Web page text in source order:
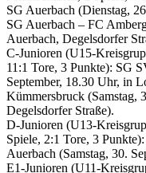
SG Auerbach (Dienstag,
SG Auerbach – FC
Auerbach, Degelsdorfer
C-Junioren (U15-
11:1 Tore, 3 Punkte): SG
September, 18.30 Uhr, in
Kümmersbruck (Samstag,
Degelsdorfer Straße).
D-Junioren (U13-
Spiele, 2:1 Tore, 3
Auerbach (Samstag, 30.
E1-Junioren (U11-